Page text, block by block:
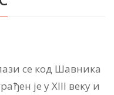
се код Шавника
је у XIII веку и